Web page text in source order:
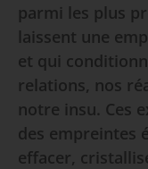
parmi les plus
laissent une
et qui
relations, nos
notre insu. Ces
des empreintes
effacer,